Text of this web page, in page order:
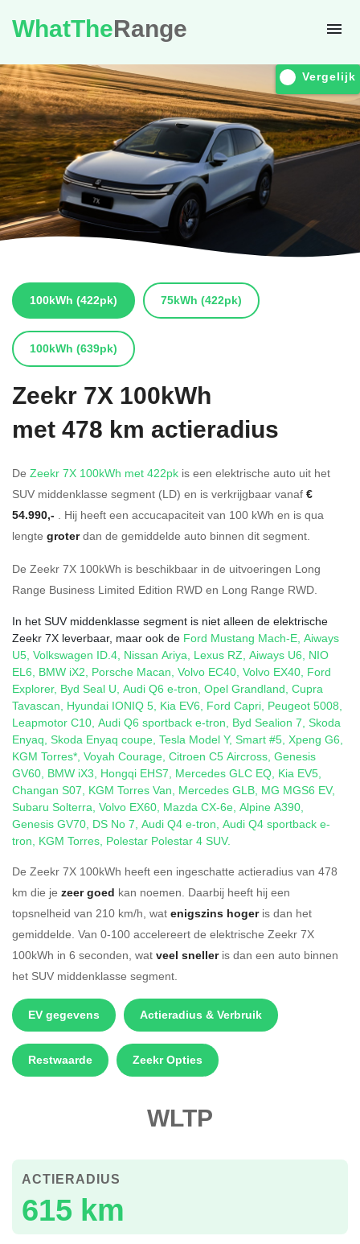
WhatTheRange
Vergelijk
100kWh (422pk) 75kWh (422pk)
100kWh (639pk)
Zeekr 7X 100kWh
met 478 km actieradius
De Zeekr 7X 100kWh met 422pk is een elektrische auto uit het
SUV middenklasse segment (LD) en is verkrijgbaar vanaf €
54.990,- . Hij heeft een accucapaciteit van 100 kWh en is qua
lengte groterdan de gemiddelde auto binnen dit segment.
De Zeekr 7X 100kWh is beschikbaar in de uitvoeringen Long
Range Business Limited Edition RWD en Long Range RWD.
In het SUV middenklasse segment is niet alleen de elektrische
Zeekr 7X leverbaar, maar ook de Ford Mustang Mach-E, Aiways
U5, Volkswagen ID.4, Nissan Ariya, Lexus RZ, Aiways U6, NIO
EL6, BMW iX2, Porsche Macan, Volvo EC40, Volvo EX40, Ford
Explorer, Byd Seal U, Audi Q6 e-tron, Opel Grandland, Cupra
Tavascan, Hyundai IONIQ 5, Kia EV6, Ford Capri, Peugeot 5008,
Leapmotor C10, Audi Q6 sportback e-tron, Byd Sealion 7, Skoda
Enyaq, Skoda Enyaq coupe, Tesla Model Y, Smart #5, Xpeng G6,
KGM Torres*, Voyah Courage, Citroen C5 Aircross, Genesis
GV60, BMW iX3, Hongqi EHS7, Mercedes GLC EQ, Kia EV5,
Changan S07, KGM Torres Van, Mercedes GLB, MG MGS6 EV,
Subaru Solterra, Volvo EX60, Mazda CX-6e, Alpine A390,
Genesis GV70, DS No 7, Audi Q4 e-tron, Audi Q4 sportback e-
tron, KGM Torres, Polestar Polestar 4 SUV.
De Zeekr 7X 100kWh heeft een ingeschatte actieradius van 478
km die je zeer goed kan noemen. Daarbij heeft hij een
topsnelheid van 210 km/h, wat enigszins hogeris dan het
gemiddelde. Van 0-100 accelereert de elektrische Zeekr 7X
100kWh in 6 seconden, wat veel snelleris dan een auto binnen
het SUV middenklasse segment.
EV gegevens Actieradius & Verbruik
Restwaarde Zeekr Opties
WLTP
615 km
ACTIERADIUS